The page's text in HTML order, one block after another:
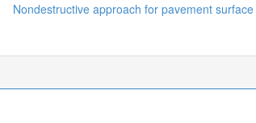
Nondestructive approach for pavement